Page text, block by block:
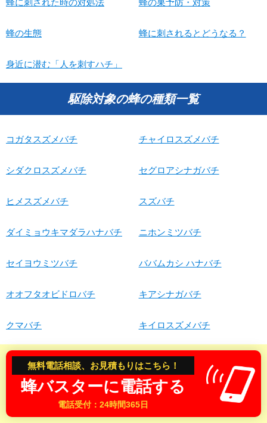
蜂に刺された時の対処法 蜂の巣予防・対策
蜂の生態 蜂に刺されるとどうなる？
身近に潜む「人を刺すハチ」
駆除対象の蜂の種類一覧
コガタスズメバチ チャイロスズメバチ
シダクロスズメバチ セグロアシナガバチ
ヒメスズメバチ スズバチ
ダイミョウキマダラハナバチ ニホンミツバチ
セイヨウミツバチ ババムカシ ハナバチ
オオフタオビドロバチ キアシナガバチ
クマバチ キイロスズメバチ
オオカバフスジドロバチ オオスズメバチ
蜂退治・蜂の巣駆除対応地域
無料電話相談、お見積もりはこちら！
蜂バスターに電話する
電話受付：24時間365日